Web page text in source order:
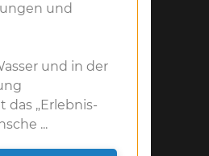
und
und in der
„Erlebnis-
...